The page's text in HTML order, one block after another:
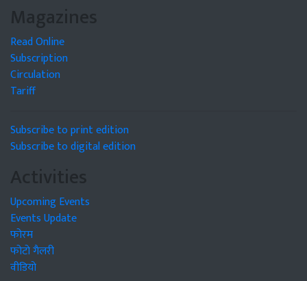
Magazines
Read Online
Subscription
Circulation
Tariff
Subscribe to print edition
Subscribe to digital edition
Activities
Upcoming Events
Events Update
फोरम
फोटो गैलरी
वीडियो